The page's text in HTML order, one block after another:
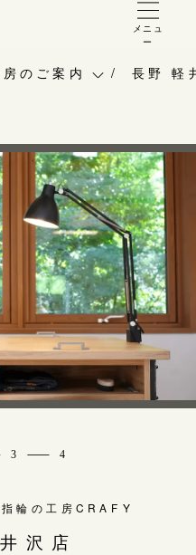
メニュ
ー
・婚約指輪
のご案内
ー
ド・手作り
長野 軽
広島店
大阪本
埼玉
京都店
神奈川
東京
東京
輪の工房CRAFY
沢店
輪の工房CRAFY
沢店
/年中無休
は除く
こちら
来店ご予約
来店ご予約
来店ご予約